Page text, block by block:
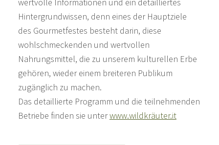
Hintergrundwissen, denn eines der Hauptziele
des Gourmetfestes besteht darin, diese
wohlschmeckenden und wertvollen
Nahrungsmittel, die zu unserem kulturellen Erbe
gehören, wieder einem breiteren Publikum
zugänglich zu machen.
Das detaillierte Programm und die teilnehmenden
Betriebe finden sie unterwww.wildkräuter.it